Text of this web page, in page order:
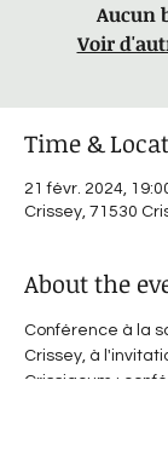
Aucun
Voir
Time &
21 févr. 2024,
Crissey, 71530
About the
Conférence à la
Crissey, à
Crissiacum ;